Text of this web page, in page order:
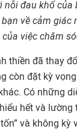
đau khổ của
về cảm giác
việc chăm
thiền đã thay
còn đặt kỳ
Có những
hết và
và không kỳ